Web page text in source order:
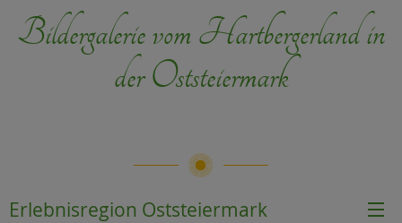
Bildergalerie vom Hartbergerland in
der Oststeiermark
Erlebnisregion Oststeiermark